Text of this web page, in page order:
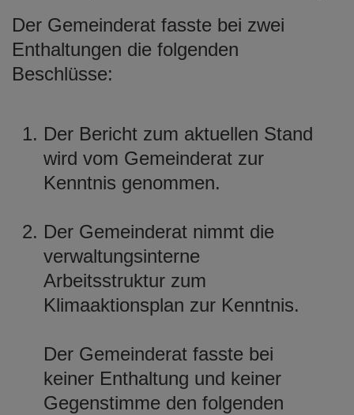
Der Gemeinderat fasste bei zwei
Enthaltungen die folgenden
Beschlüsse:
Der Bericht zum aktuellen Stand
wird vom Gemeinderat zur
Kenntnis genommen.
Der Gemeinderat nimmt die
verwaltungsinterne
Arbeitsstruktur zum
Klimaaktionsplan zur Kenntnis.
Der Gemeinderat fasste bei
keiner Enthaltung und keiner
Gegenstimme den folgenden